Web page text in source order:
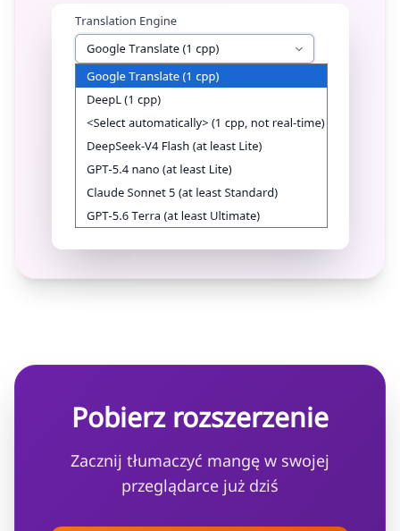
Pobierz rozszerzenie
Zacznij tłumaczyć mangę w swojej
przeglądarce już dziś